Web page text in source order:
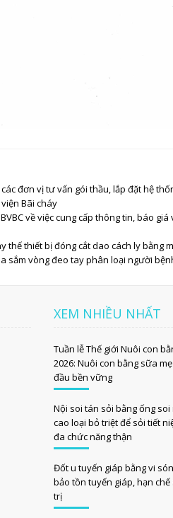
đơn vị tư vấn gói thầu, lắp đặt hệ
Bãi cháy
về việc cung cấp thông tin, báo
thế thiết bị đóng cắt dao cách ly bằng
sắm vòng đeo tay phân loại người
XEM NHIỀU NHẤT
Tuần lễ Thế giới Nuôi con
2026: Nuôi con bằng sữa
đầu bền vững
Nội soi tán sỏi bằng ống soi
cao loại bỏ triệt để sỏi tiết
đa chức năng thận
Đốt u tuyến giáp bằng vi
bảo tồn tuyến giáp, hạn
trị